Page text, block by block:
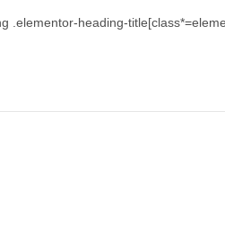
.elementor-heading-